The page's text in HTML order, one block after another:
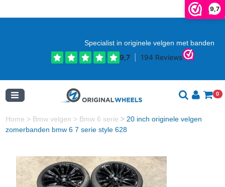
9,7
Specialist in originele velgen met banden
0
Home > Bmw velgen > Bmw 6 serie > 20 inch originele velgen
zomerbanden bmw 6 7 serie style 628